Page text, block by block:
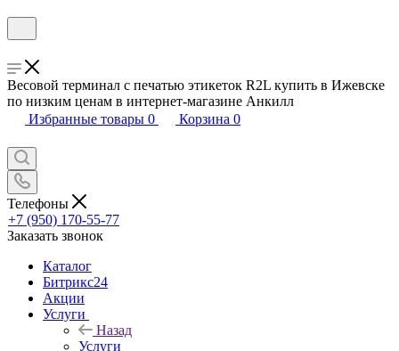
Весовой терминал с печатью этикеток R2L купить в Ижевске
по низким ценам в интернет-магазине Анкилл
Избранные товары 0 Корзина 0
Телефоны
+7 (950) 170-55-77
Заказать звонок
Каталог
Битрикс24
Акции
Услуги
Назад
Услуги